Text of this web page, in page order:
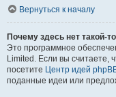
Вернуться к началу
Почему здесь нет такой-
Это программное
Limited. Если вы считаете,
посетите Центр идей
поданные идеи или